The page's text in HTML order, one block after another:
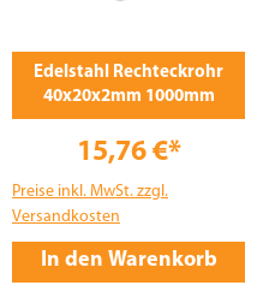
Edelstahl Rechteckrohr
40x20x2mm 1000mm
15,76 €*
Preise inkl. MwSt. zzgl.
Versandkosten
In den Warenkorb